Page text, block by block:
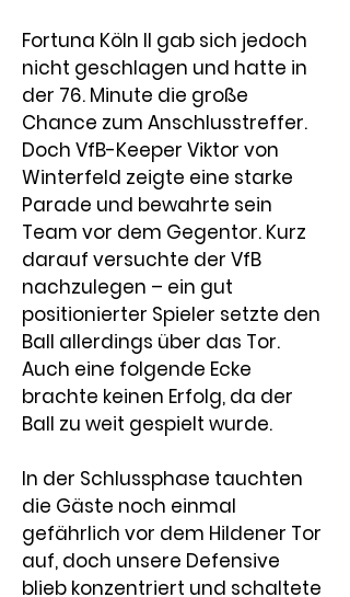
Fortuna Köln II gab sich jedoch
nicht geschlagen und hatte in
der 76. Minute die große
Chance zum Anschlusstreffer.
Doch VfB-Keeper Viktor von
Winterfeld zeigte eine starke
Parade und bewahrte sein
Team vor dem Gegentor. Kurz
darauf versuchte der VfB
nachzulegen – ein gut
positionierter Spieler setzte den
Ball allerdings über das Tor.
Auch eine folgende Ecke
brachte keinen Erfolg, da der
Ball zu weit gespielt wurde.
In der Schlussphase tauchten
die Gäste noch einmal
gefährlich vor dem Hildener Tor
auf, doch unsere Defensive
blieb konzentriert und schaltete